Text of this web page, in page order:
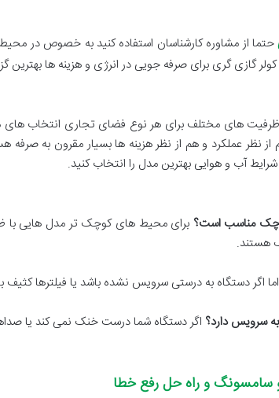
حتما از مشاوره کارشناسان استفاده کنید به خصوص در
کولر گازی گری برای صرفه جویی در انرژی و هزینه ها بهترین
های مختلف برای هر نوع فضای تجاری انتخاب
از نظر عملکرد و هم از نظر هزینه ها بسیار مقرون به
آب و هوایی بهترین مدل را انتخاب کنید.
مناسب است؟ برای محیط های کوچک تر مدل هایی با
هستند.
اگر دستگاه به درستی سرویس نشده باشد یا فیلترها
سرویس دارد؟ اگر دستگاه شما درست خنک نمی کند یا
سامسونگ و راه حل رفع خطا